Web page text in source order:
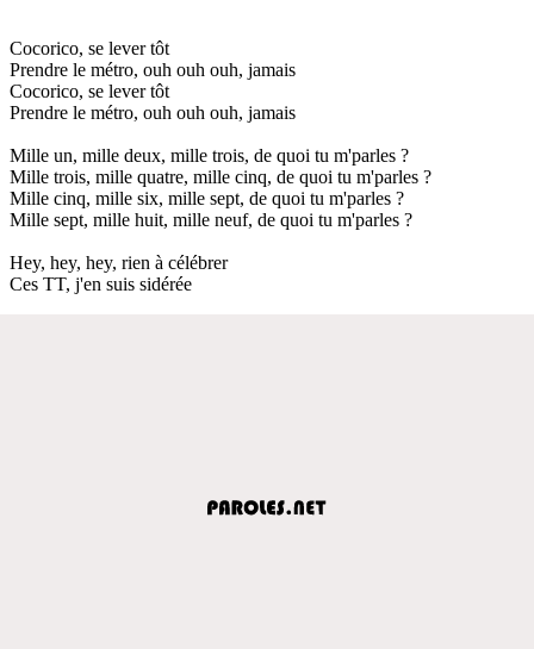
Cocorico, se lever tôt
Prendre le métro, ouh ouh ouh, jamais
Cocorico, se lever tôt
Prendre le métro, ouh ouh ouh, jamais
Mille un, mille deux, mille trois, de quoi tu m'parles ?
Mille trois, mille quatre, mille cinq, de quoi tu m'parles ?
Mille cinq, mille six, mille sept, de quoi tu m'parles ?
Mille sept, mille huit, mille neuf, de quoi tu m'parles ?
Hey, hey, hey, rien à célébrer
Ces TT, j'en suis sidérée